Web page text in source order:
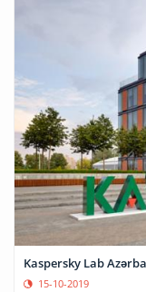
Kaspersky Lab
15-10-2019